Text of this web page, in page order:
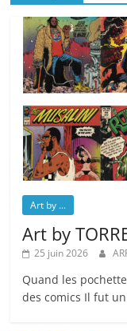
Art by ...
Art by
25 juin 2026
Quand les
des comics Il fut